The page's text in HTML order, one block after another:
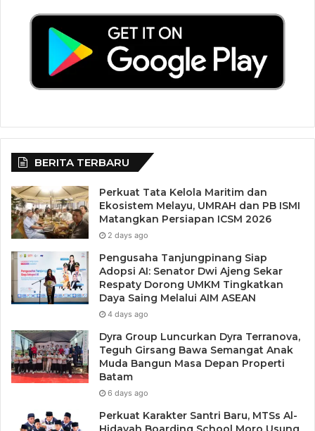
BERITA TERBARU
Perkuat Tata Kelola Maritim dan
Ekosistem Melayu, UMRAH dan PB ISMI
Matangkan Persiapan ICSM 2026
2 days ago
Pengusaha Tanjungpinang Siap
Adopsi AI: Senator Dwi Ajeng Sekar
Respaty Dorong UMKM Tingkatkan
Daya Saing Melalui AIM ASEAN
4 days ago
Dyra Group Luncurkan Dyra Terranova,
Teguh Girsang Bawa Semangat Anak
Muda Bangun Masa Depan Properti
Batam
6 days ago
Perkuat Karakter Santri Baru, MTSs Al-